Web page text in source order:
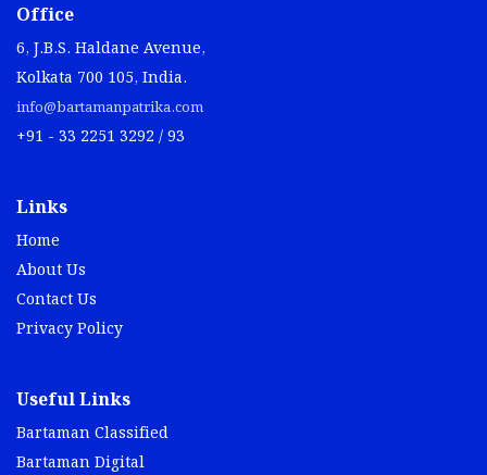
Office
6, J.B.S. Haldane Avenue,
Kolkata 700 105, India.
info@bartamanpatrika.com
+91 - 33 2251 3292 / 93
Links
Home
About Us
Contact Us
Privacy Policy
Useful Links
Bartaman Classified
Bartaman Digital